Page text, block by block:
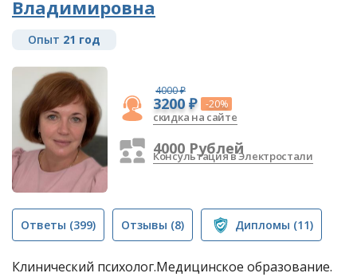
Владимировна
Опыт 21 год
4000 ₽
3200 ₽ -20%
скидка на сайте
4000 Рублей
Консультация в Электростали
Ответы (399) Отзывы (8) Дипломы (11)
Клинический психолог.Медицинское образование.